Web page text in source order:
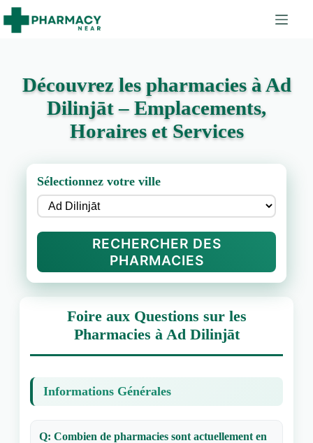
Découvrez les pharmacies à Ad
Dilinjāt – Emplacements,
Horaires et Services
Sélectionnez votre ville
RECHERCHER DES
PHARMACIES
Foire aux Questions sur les
Pharmacies à Ad Dilinjāt
Informations Générales
Q: Combien de pharmacies sont actuellement en